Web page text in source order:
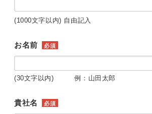
(1000文字以内) 自由記入
お名前 必須
(30文字以内) 例：山田太郎
貴社名 必須